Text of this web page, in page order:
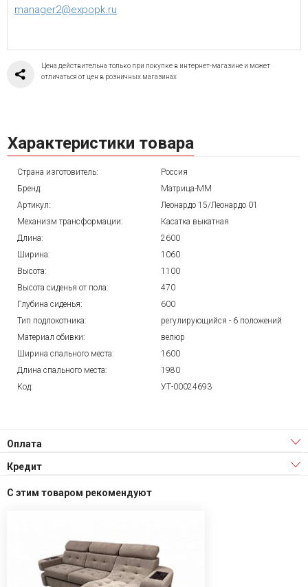
manager2@expopk.ru
Цена действительна только при покупке в интернет-магазине и может
отличаться от цен в розничных магазинах
Характеристики товара
Страна изготовитель:
Россия
Бренд:
Матрица-ММ
Артикул:
Леонардо 15/Леонардо 01
Механизм трансформации:
Касатка выкатная
Длина:
2600
Ширина:
1060
Высота:
1100
Высота сиденья от пола:
470
Глубина сиденья:
600
Тип подлокотника:
регулирующийся - 6 положений
Материал обивки:
велюр
Ширина спального места:
1600
Длина спального места:
1980
Код:
УТ-00024693
Оплата
Кредит
С этим товаром рекомендуют